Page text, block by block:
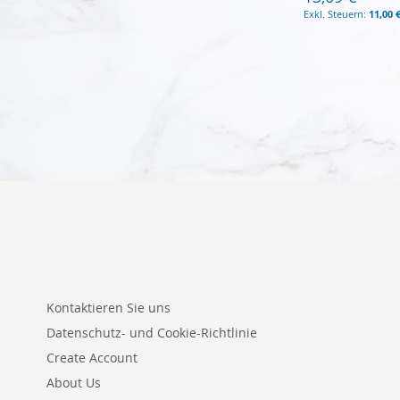
11,00
Kontaktieren Sie uns
Datenschutz- und Cookie-Richtlinie
Create Account
About Us